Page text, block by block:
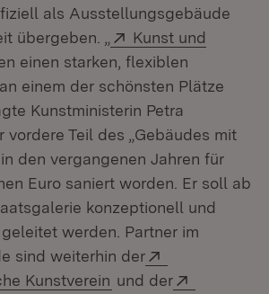
in neuem Fenster)
als Ausstellungsgebäude
übergeben. „
Extern:
Kunst und
neuem Fenster)
einen starken, flexiblen
einem der schönsten Plätze
Kunstministerin Petra
vordere Teil des „Gebäudes mit
den vergangenen Jahren für
Euro saniert worden. Er soll ab
konzeptionell und
werden. Partner im
sind weiterhin der
Kunstverein (Öffnet in neuem
und der